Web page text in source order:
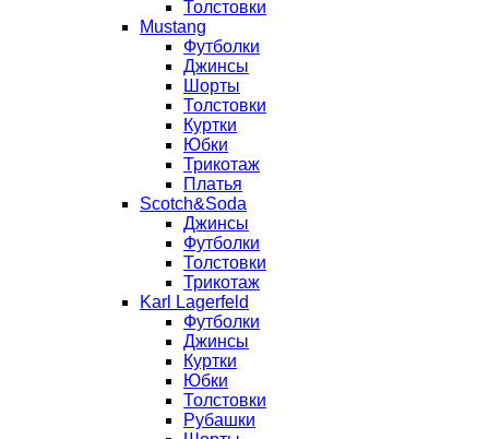
Толстовки
Mustang
Футболки
Джинсы
Шорты
Толстовки
Куртки
Юбки
Трикотаж
Платья
Scotch&Soda
Джинсы
Футболки
Толстовки
Трикотаж
Karl Lagerfeld
Футболки
Джинсы
Куртки
Юбки
Толстовки
Рубашки